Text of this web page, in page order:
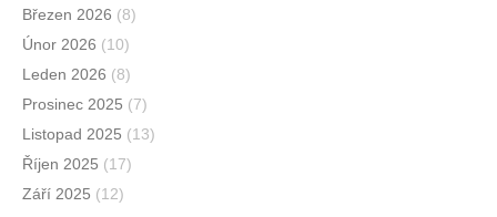
Březen 2026 (8)
Únor 2026 (10)
Leden 2026 (8)
Prosinec 2025 (7)
Listopad 2025 (13)
Říjen 2025 (17)
Září 2025 (12)